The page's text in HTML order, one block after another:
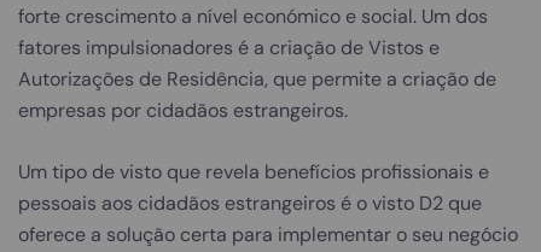
forte crescimento a nível económico e social. Um dos
fatores impulsionadores é a criação de Vistos e
Autorizações de Residência, que permite a criação de
empresas por cidadãos estrangeiros.
Um tipo de visto que revela benefícios profissionais e
pessoais aos cidadãos estrangeiros é o visto D2 que
oferece a solução certa para implementar o seu negócio